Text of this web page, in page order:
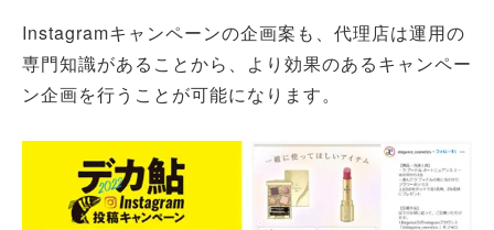
Instagramキャンペーンの企画案も、代理店は運用の
専門知識があることから、より効果のあるキャンペー
ン企画を行うことが可能になります。